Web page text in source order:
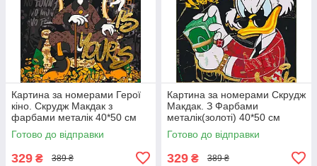
Картина за номерами Герої
кіно. Скрудж Макдак з
фарбами металік 40*50 см
Орігамі LW 3479
Готово до відправки
329 ₴ 389 ₴
Картина за номерами Скрудж
Макдак. З Фарбами
металік(золоті) 40*50 см
Орігамі LW 30051
Готово до відправки
329 ₴ 389 ₴